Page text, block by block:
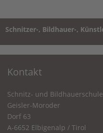
Schnitzer-, Bildhauer-,
Kontakt
Schnitz- und Bildhauerschule
Geisler-Moroder
Dorf 63
A-6652 Elbigenalp / Tirol